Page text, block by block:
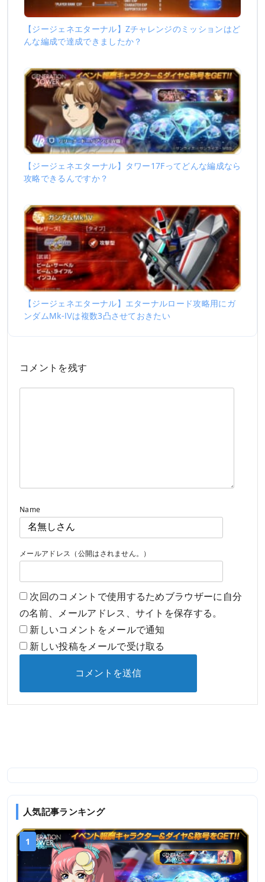
【ジージェネエターナル】Zチャレンジのミッションはど
んな編成で達成できましたか？
【ジージェネエターナル】タワー17Fってどんな編成なら
攻略できるんですか？
【ジージェネエターナル】エターナルロード攻略用にガ
ンダムMk-Ⅳは複数3凸させておきたい
コメントを残す
Name
メールアドレス（公開はされません。）
次回のコメントで使用するためブラウザーに自分
の名前、メールアドレス、サイトを保存する。
新しいコメントをメールで通知
新しい投稿をメールで受け取る
人気記事ランキング
1